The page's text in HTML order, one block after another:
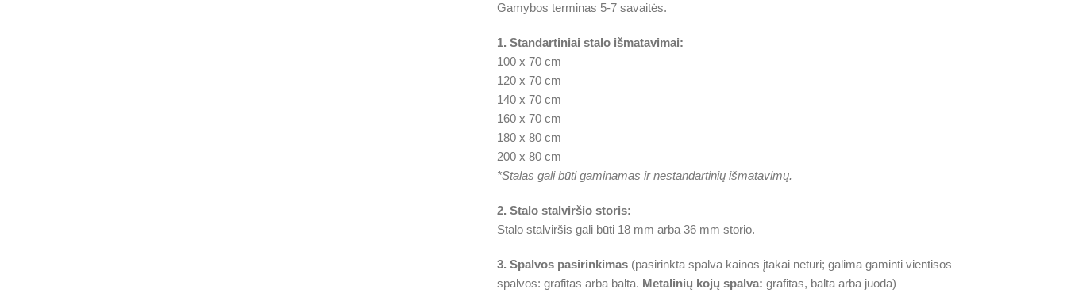
Gamybos terminas 5-7 savaitės.
1. Standartiniai stalo išmatavimai:
100 x 70 cm
120 x 70 cm
140 x 70 cm
160 x 70 cm
180 x 80 cm
200 x 80 cm
*Stalas gali būti gaminamas ir nestandartinių išmatavimų.
2. Stalo stalviršio storis:
Stalo stalviršis gali būti 18 mm arba 36 mm storio.
3. Spalvos pasirinkimas(pasirinkta spalva kainos įtakai neturi; galima gaminti vientisos
spalvos: grafitas arba balta. Metalinių kojų spalva: grafitas, balta arba juoda)